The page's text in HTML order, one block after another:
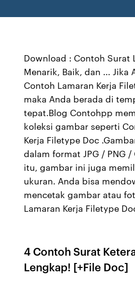
Download : Contoh Surat
Menarik, Baik, dan ... Jika
Contoh Lamaran Kerja
maka Anda berada di
tepat.Blog Contohpp
koleksi gambar seperti
Kerja Filetype Doc
dalam format JPG / PNG /
itu, gambar ini juga
ukuran. Anda bisa
mencetak gambar atau
Lamaran Kerja Filetype
4 Contoh Surat
Lengkap! [+File Doc]